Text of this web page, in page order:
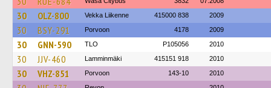
30 OLZ-800 Vekka Liikenne 415000 838 2009
30 BSY-291 Porvoon 4178 2009
30 GNN-590 TLO P105056 2010
30 JJV-460 Lamminmäki 415151 918 2010
30 VHZ-851 Porvoon 143-10 2010